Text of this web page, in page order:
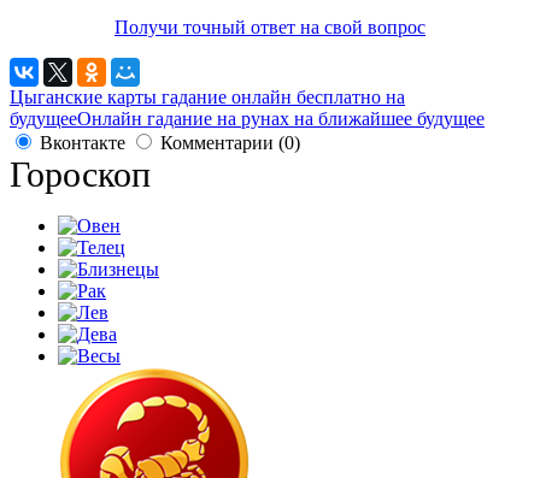
Получи точный ответ на свой вопрос
Цыганские карты гадание онлайн бесплатно на
будущееОнлайн гадание на рунах на ближайшее будущее
Вконтакте
Комментарии (0)
Гороскоп